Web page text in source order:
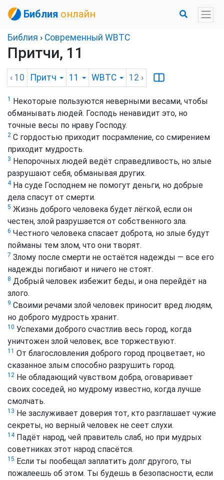
Библия онлайн
Библия › Cовременный WBTC
Притчи, 11
‹ 10 Притч 11 WBTC 12 ›
1
Некоторые пользуются неверными весами, чтобы
обманывать людей. Господь ненавидит это, но
точные весы по нраву Господу.
2 С гордостью приходит посрамление, со смирением
приходит мудрость.
3 Непорочных людей ведёт справедливость, но злые
разрушают себя, обманывая других.
4На суде Господнем не помогут деньги, но добрые
дела спасут от смерти.
5 Жизнь доброго человека будет лёгкой, если он
честен, злой разрушается от собственного зла.
6 Честного человека спасает доброта, но злые будут
пойманы тем злом, что они творят.
7 Злому после смерти не остаётся надежды — все его
надежды погибают и ничего не стоят.
8 Добрый человек избежит беды, и она перейдёт на
злого.
9 Своими речами злой человек приносит вред людям,
но доброго мудрость хранит.
10 Успехами доброго счастлив весь город, когда
уничтожен злой человек, все торжествуют.
11 От благословления доброго город процветает, но
сказанное злым способно разрушить город.
12 Не обладающий чувством добра, оговаривает
своих соседей, но мудрому известно, когда лучше
смолчать.
13 Не заслуживает доверия тот, кто разглашает чужие
секреты, но верный человек не сеет слухи.
14Падёт народ, чей правитель слаб, но при мудрых
советниках этот народ спасётся.
15 Если ты пообещал заплатить долг другого, ты
пожалеешь об этом. Ты будешь в безопасности, если